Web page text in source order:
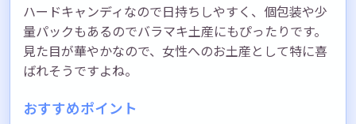
ハードキャンディなので日持ちしやすく、個包装や少
量パックもあるのでバラマキ土産にもぴったりです。
見た目が華やかなので、女性へのお土産として特に喜
ばれそうですよね。
おすすめポイント